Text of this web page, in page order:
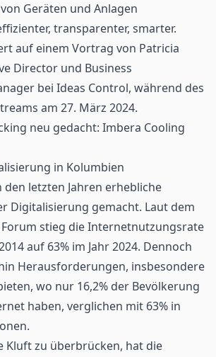
Geräten und Anlagen
transparenter, smarter.
auf einem Vortrag von Patricia
Director und Business
bei Ideas Control, während des
am 27. März 2024.
neu gedacht: Imbera Cooling
in Kolumbien
letzten Jahren erhebliche
Digitalisierung gemacht. Laut dem
stieg die Internetnutzungsrate
auf 63% im Jahr 2024. Dennoch
Herausforderungen, insbesondere
wo nur 16,2% der Bevölkerung
haben, verglichen mit 63% in
Kluft zu überbrücken, hat die